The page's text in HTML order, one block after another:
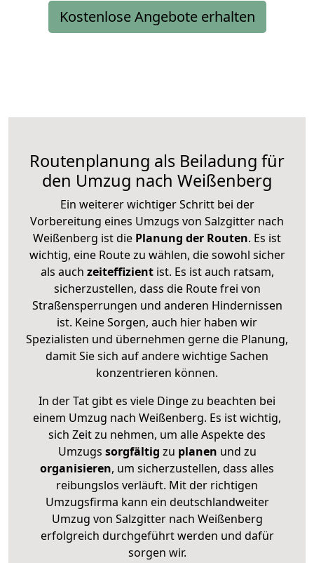
Kostenlose Angebote erhalten
Routenplanung als Beiladung für
den Umzug nach Weißenberg
Ein weiterer wichtiger Schritt bei der
Vorbereitung eines Umzugs von Salzgitter nach
Weißenberg ist die Planung der Routen. Es ist
wichtig, eine Route zu wählen, die sowohl sicher
als auch zeiteffizientist. Es ist auch ratsam,
sicherzustellen, dass die Route frei von
Straßensperrungen und anderen Hindernissen
ist. Keine Sorgen, auch hier haben wir
Spezialisten und übernehmen gerne die Planung,
damit Sie sich auf andere wichtige Sachen
konzentrieren können.
In der Tat gibt es viele Dinge zu beachten bei
einem Umzug nach Weißenberg. Es ist wichtig,
sich Zeit zu nehmen, um alle Aspekte des
Umzugs sorgfältig zu planen und zu
organisieren, um sicherzustellen, dass alles
reibungslos verläuft. Mit der richtigen
Umzugsfirma kann ein deutschlandweiter
Umzug von Salzgitter nach Weißenberg
erfolgreich durchgeführt werden und dafür
sorgen wir.